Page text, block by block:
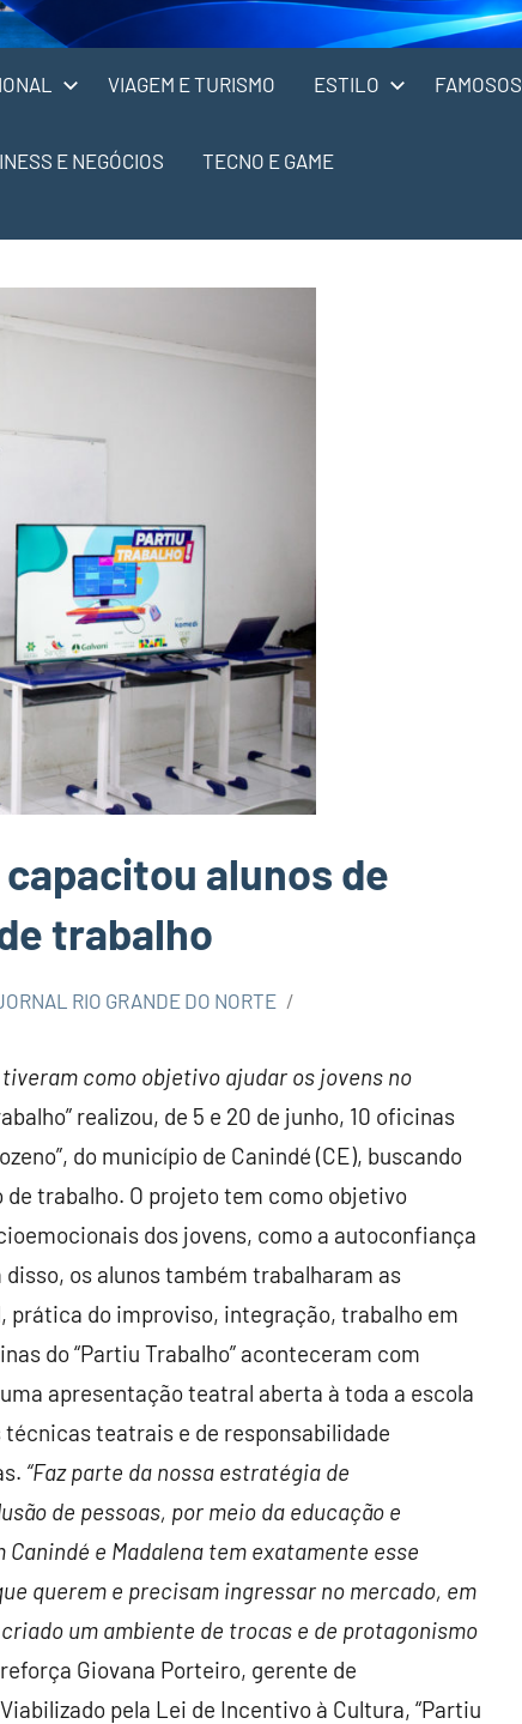
VIAGEM E TURISMO ESTILO FAMOSOS
E NEGÓCIOS TECNO E GAME
alunos de
trabalho
RIO GRANDE DO NORTE
como objetivo ajudar os jovens no
realizou, de 5 e 20 de junho, 10 oficinas
do município de Canindé (CE), buscando
trabalho. O projeto tem como objetivo
dos jovens, como a autoconfiança
os alunos também trabalharam as
prática do improviso, integração, trabalho em
do “Partiu Trabalho” aconteceram com
apresentação teatral aberta à toda a escola
teatrais e de responsabilidade
“Faz parte da nossa estratégia de
de pessoas, por meio da educação e
e Madalena tem exatamente esse
querem e precisam ingressar no mercado, em
um ambiente de trocas e de protagonismo
reforça Giovana Porteiro, gerente de
pela Lei de Incentivo à Cultura, “Partiu